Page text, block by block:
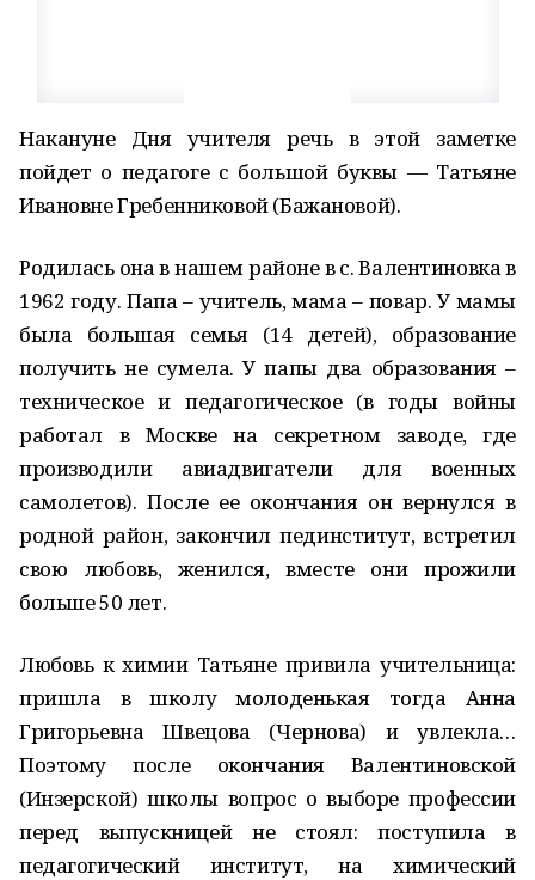
Накануне Дня учителя речь в этой заметке
пойдет о педагоге с большой буквы — Татьяне
Ивановне Гребенниковой (Бажановой).
Родилась она в нашем районе в с. Валентиновка в
1962 году. Папа – учитель, мама – повар. У мамы
была большая семья (14 детей), образование
получить не сумела. У папы два образования –
техническое и педагогическое (в годы войны
работал в Москве на секретном заводе, где
производили авиадвигатели для военных
самолетов). После ее окончания он вернулся в
родной район, закончил пединститут, встретил
свою любовь, женился, вместе они прожили
больше 50 лет.
Любовь к химии Татьяне привила учительница:
пришла в школу молоденькая тогда Анна
Григорьевна Швецова (Чернова) и увлекла…
Поэтому после окончания Валентиновской
(Инзерской) школы вопрос о выборе профессии
перед выпускницей не стоял: поступила в
педагогический институт, на химический